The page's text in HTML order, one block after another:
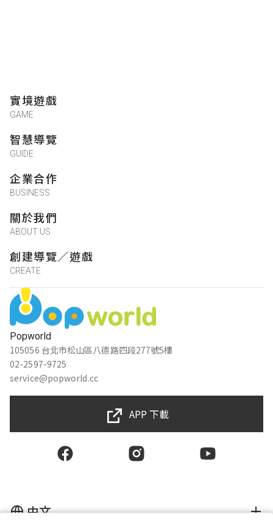
Popworld
105056 台北市松山區八德路四段277號5樓
02-2597-9725
service@popworld.cc
實境遊戲
GAME
智慧導覽
GUIDE
企業合作
BUSINESS
關於我們
ABOUT US
創建導覽／遊戲
CREATE
APP 下載
中文